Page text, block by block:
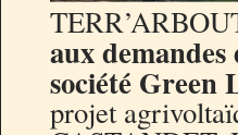
aux
société Green
projet